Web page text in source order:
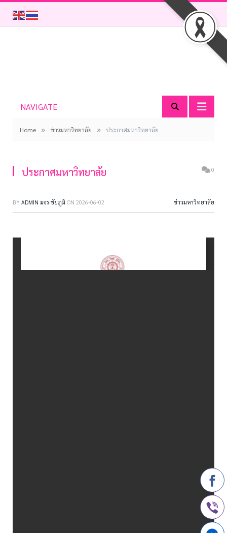
NAVIGATE
Home » ข่าวมหาวิทยาลัย » ประกาศมหาวิทยาลัย
ประกาศมหาวิทยาลัย 0
BY ADMIN มจร.ชัยภูมิ ON 2026-06-02 ข่าวมหาวิทยาลัย